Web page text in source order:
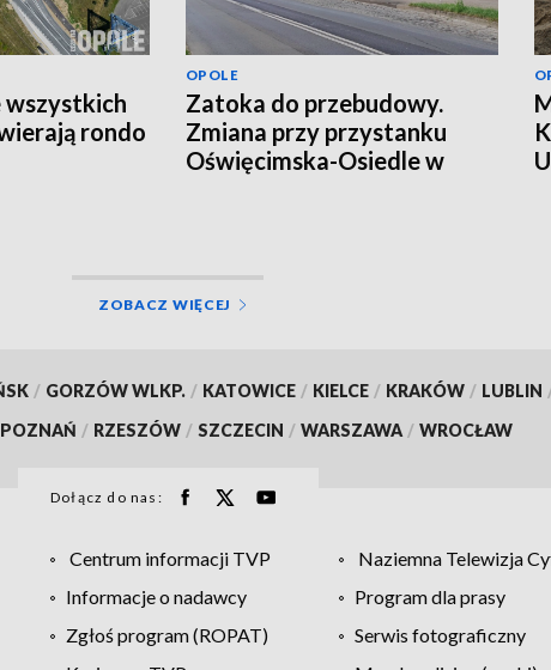
wszystkich
rondo
OPOLE
Zatoka do przebudowy.
Zmiana przy przystanku
Oświęcimska-Osiedle w
ZOBACZ WIĘCEJ
/ GORZÓW WLKP. / KATOWICE / KIELCE / KRAKÓW / LUBLIN
POZNAŃ / RZESZÓW / SZCZECIN / WARSZAWA / WROCŁAW
Dołącz do nas:
Centrum informacji TVP Naziemna Telewizja
Informacje o nadawcy
Program dla prasy
Zgłoś program (ROPAT)
Serwis fotograficzny